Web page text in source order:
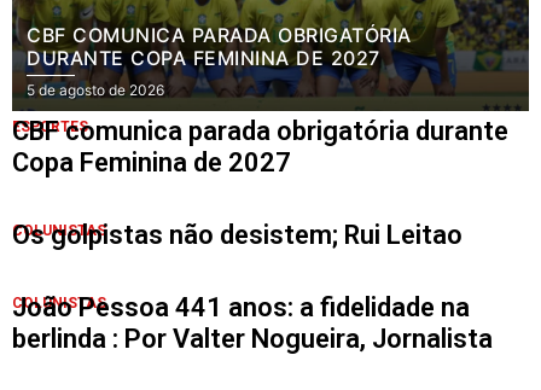
CBF COMUNICA PARADA OBRIGATÓRIA
DURANTE COPA FEMININA DE 2027
5 de agosto de 2026
ESPORTES
CBF comunica parada obrigatória durante
Copa Feminina de 2027
COLUNISTAS
Os golpistas não desistem; Rui Leitao
COLUNISTAS
João Pessoa 441 anos: a fidelidade na
berlinda : Por Valter Nogueira, Jornalista